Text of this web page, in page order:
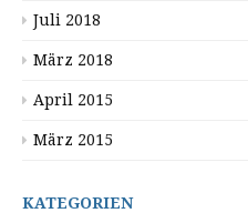
Juli 2018
März 2018
April 2015
März 2015
KATEGORIEN